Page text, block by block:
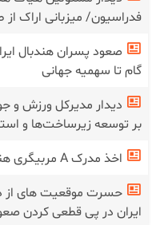
فدراسیون/ میزبانی اراک
صعود پسران هندبال
گام تا سهمیه جهانی
دیدار مدیرکل ورزش و
بر توسعه زیرساخت‌ها و
اخذ مدرک A مربیگری هندبال جهان توسط اولین بانوی ایرانی
حسرت موقعیت های از
ایران در پی قطعی کردن